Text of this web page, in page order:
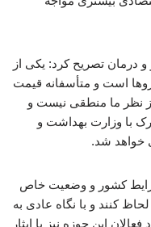
درمان تصریح کرد: یکی از
است و متأسفانه قیمت
از نظر ما منطقی نیست و
با وزارت بهداشت و
خواهد شد.
کشور و وضعیت خاص
کنند و با نگاه عادی به
این حوزه نیز با ایثار